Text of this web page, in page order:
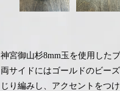
神宮御山杉8mm玉を使用した
両サイドにはゴールドのビー
じり編みし、アクセントをつ